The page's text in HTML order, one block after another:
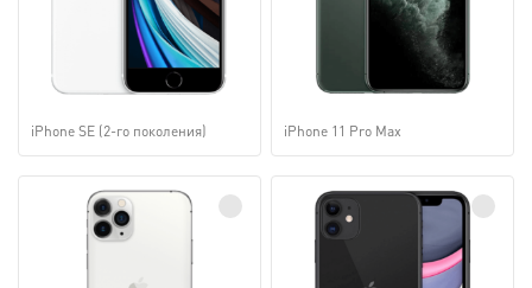
iPhone SE (2-го поколения) iPhone 11 Pro Max